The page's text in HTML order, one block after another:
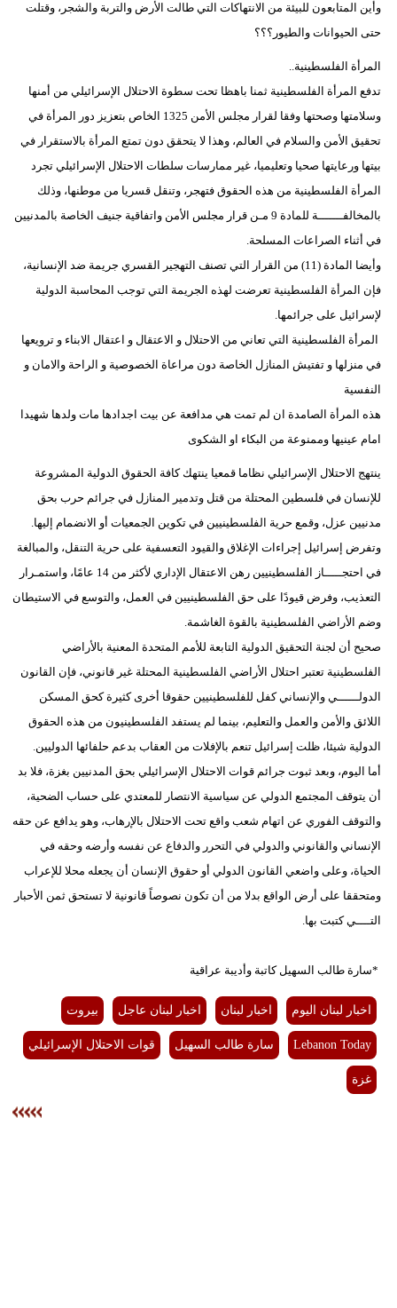
وأين المتابعون للبيئة من الانتهاكات التي طالت الأرض والتربة والشجر، وقتلت
حتى الحيوانات والطيور؟؟؟
المرأة الفلسطينية..
تدفع المرأة الفلسطينية ثمنا باهظا تحت سطوة الاحتلال الإسرائيلي من أمنها
وسلامتها وصحتها وفقا لقرار مجلس الأمن 1325 الخاص بتعزيز دور المرأة في
تحقيق الأمن والسلام في العالم، وهذا لا يتحقق دون تمتع المرأة بالاستقرار في
بيتها ورعايتها صحيا وتعليميا، غير ممارسات سلطات الاحتلال الإسرائيلي تجرد
المرأة الفلسطينية من هذه الحقوق فتهجر، وتنقل قسريا من موطنها، وذلك
بالمخالفـــــــة للمادة 9 مـن قرار مجلس الأمن واتفاقية جنيف الخاصة بالمدنيين
في أثناء الصراعات المسلحة.
وأيضا المادة (11) من القرار التي تصنف التهجير القسري جريمة ضد الإنسانية،
فإن المرأة الفلسطينية تعرضت لهذه الجريمة التي توجب المحاسبة الدولية
لإسرائيل على جرائمها.
المرأة الفلسطينية التي تعاني من الاحتلال و الاعتقال و اعتقال الابناء و ترويعها
في منزلها و تفتيش المنازل الخاصة دون مراعاة الخصوصية و الراحة والامان و
النفسية
هذه المرأة الصامدة ان لم تمت هي مدافعة عن بيت اجدادها مات ولدها شهيدا
امام عينيها وممنوعة من البكاء او الشكوى
ينتهج الاحتلال الإسرائيلي نظاما قمعيا ينتهك كافة الحقوق الدولية المشروعة
للإنسان في فلسطين المحتلة من قتل وتدمير المنازل في جرائم حرب بحق
مدنيين عزل، وقمع حرية الفلسطينيين في تكوين الجمعيات أو الانضمام إليها.
وتفرض إسرائيل إجراءات الإغلاق والقيود التعسفية على حرية التنقل، والمبالغة
في احتجـــــاز الفلسطينيين رهن الاعتقال الإداري لأكثر من 14 عامًا، واستمـرار
التعذيب، وفرض قيودًا على حق الفلسطينيين في العمل، والتوسع في الاستيطان
وضم الأراضي الفلسطينية بالقوة الغاشمة.
صحيح أن لجنة التحقيق الدولية التابعة للأمم المتحدة المعنية بالأراضي
الفلسطينية تعتبر احتلال الأراضي الفلسطينية المحتلة غير قانوني، فإن القانون
الدولــــــي والإنساني كفل للفلسطينيين حقوقا أخرى كثيرة كحق المسكن
اللائق والأمن والعمل والتعليم، بينما لم يستفد الفلسطينيون من هذه الحقوق
الدولية شيئا، ظلت إسرائيل تنعم بالإفلات من العقاب بدعم حلفائها الدوليين.
أما اليوم، وبعد ثبوت جرائم قوات الاحتلال الإسرائيلي بحق المدنيين بغزة، فلا بد
أن يتوقف المجتمع الدولي عن سياسية الانتصار للمعتدي على حساب الضحية،
والتوقف الفوري عن اتهام شعب واقع تحت الاحتلال بالإرهاب، وهو يدافع عن حقه
الإنساني والقانوني والدولي في التحرر والدفاع عن نفسه وأرضه وحقه في
الحياة، وعلى واضعي القانون الدولي أو حقوق الإنسان أن يجعله محلا للإعراب
ومتحققا على أرض الواقع بدلا من أن تكون نصوصاً قانونية لا تستحق ثمن الأحبار
التــــي كتبت بها.
*سارة طالب السهيل كاتبة وأديبة عراقية
اخبار لبنان اليوم اخبار لبنان اخبار لبنان عاجل بيروت
Lebanon Today سارة طالب السهيل قوات الاحتلال الإسرائيلي
غزة